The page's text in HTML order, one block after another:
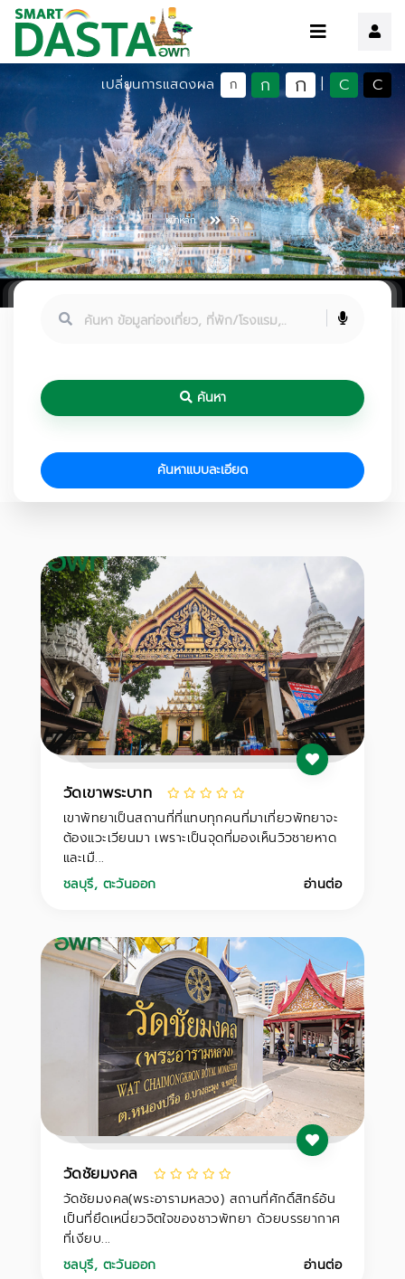
เปลี่ยนการแสดงผล ก ก ก C C
หน้าหลัก วัด
ค้นหา
ค้นหาแบบละเอียด
วัดเขาพระบาท
เขาพัทยาเป็นสถานที่ที่แทบทุกคนที่มาเที่ยวพัทยาจะ
ต้องแวะเวียนมา เพราะเป็นจุดที่มองเห็นวิวชายหาด
และเมื...
ชลบุรี, ตะวันออก อ่านต่อ
วัดชัยมงคล
วัดชัยมงคล(พระอารามหลวง) สถานที่ศักดิ์สิทธ์อัน
เป็นที่ยึดเหนี่ยวจิตใจของชาวพัทยา ด้วยบรรยากาศ
ที่เงียบ...
ชลบุรี, ตะวันออก อ่านต่อ